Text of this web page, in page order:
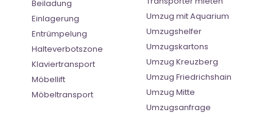
Beiladung
Einlagerung
Entrümpelung
Halteverbotszone
Klaviertransport
Möbellift
Möbeltransport
Umzug mit Aquarium
Umzugshelfer
Umzugskartons
Umzug Kreuzberg
Umzug Friedrichshain
Umzug Mitte
Umzugsanfrage